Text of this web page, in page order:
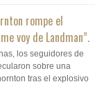
rompe el
voy de Landman”.
los seguidores de
sobre una
tras el explosivo